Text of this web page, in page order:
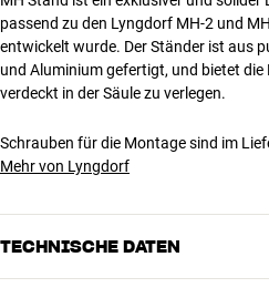
passend zu den Lyngdorf MH-2 und
entwickelt wurde. Der Ständer ist aus
und Aluminium gefertigt, und bietet die
verdeckt in der Säule zu verlegen.
Schrauben für die Montage sind im
Mehr von Lyngdorf
TECHNISCHE DATEN